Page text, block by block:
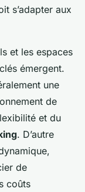
s’adapter aux
et les espaces
émergent.
une
de
et du
. D’autre
de
coûts